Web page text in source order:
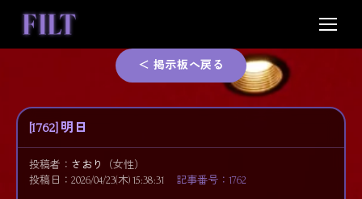
content
＜ 掲示板へ戻る
[1762] 明日
投稿者： さおり
（女性）
投稿日：2026/04/23(木) 15:38:31
記事番号：1762